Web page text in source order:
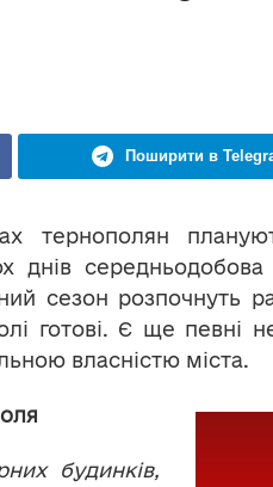
Поширити в
тернополян
середньодобова
сезон розпочнуть
готові. Є ще певні
власністю міста.
будинків,